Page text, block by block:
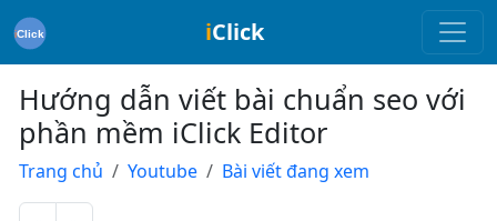
iClick
Hướng dẫn viết bài chuẩn seo với
phần mềm iClick Editor
Trang chủ Youtube Bài viết đang xem